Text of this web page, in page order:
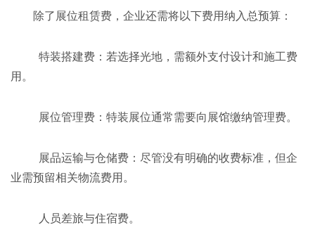
除了展位租赁费，企业还需将以下费用纳入总预算：
特装搭建费：若选择光地，需额外支付设计和施工费
用。
展位管理费：特装展位通常需要向展馆缴纳管理费。
展品运输与仓储费：尽管没有明确的收费标准，但企
业需预留相关物流费用。
人员差旅与住宿费。